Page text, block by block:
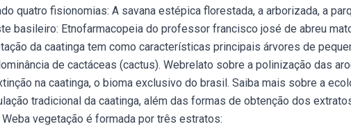
quatro fisionomias: A savana estépica florestada, a arborizada, a
basileiro: Etnofarmacopeia do professor francisco josé de abreu
da caatinga tem como características principais árvores de
de cactáceas (cactus). Webrelato sobre a polinização das
na caatinga, o bioma exclusivo do brasil. Saiba mais sobre a
tradicional da caatinga, além das formas de obtenção dos
vegetação é formada por três estratos: